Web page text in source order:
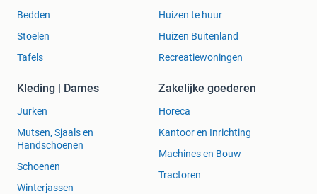
Bedden
Stoelen
Tafels
Huizen te huur
Huizen Buitenland
Recreatiewoningen
Kleding | Dames
Jurken
Mutsen, Sjaals en
Handschoenen
Schoenen
Winterjassen
Zakelijke goederen
Horeca
Kantoor en Inrichting
Machines en Bouw
Tractoren